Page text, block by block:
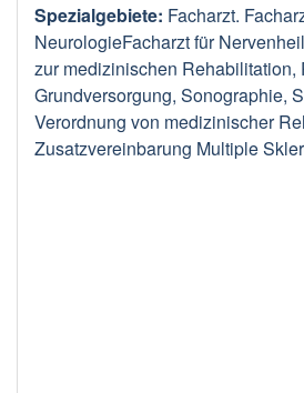
Spezialgebiete: Facharzt.
NeurologieFacharzt für
zur medizinischen Rehabilitation,
Grundversorgung, Sonographie,
Verordnung von medizinischer
Zusatzvereinbarung Multiple